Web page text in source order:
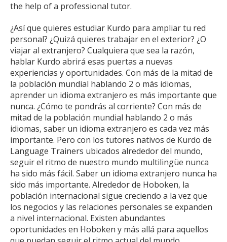
the help of a professional tutor.
¿Así que quieres estudiar Kurdo para ampliar tu red
personal? ¿Quizá quieres trabajar en el exterior? ¿O
viajar al extranjero? Cualquiera que sea la razón,
hablar Kurdo abrirá esas puertas a nuevas
experiencias y oportunidades. Con más de la mitad de
la población mundial hablando 2 o más idiomas,
aprender un idioma extranjero es más importante que
nunca. ¿Cómo te pondrás al corriente? Con más de
mitad de la población mundial hablando 2 o más
idiomas, saber un idioma extranjero es cada vez más
importante. Pero con los tutores nativos de Kurdo de
Language Trainers ubicados alrededor del mundo,
seguir el ritmo de nuestro mundo multilingüe nunca
ha sido más fácil. Saber un idioma extranjero nunca ha
sido más importante. Alrededor de Hoboken, la
población internacional sigue creciendo a la vez que
los negocios y las relaciones personales se expanden
a nivel internacional. Existen abundantes
oportunidades en Hoboken y más allá para aquellos